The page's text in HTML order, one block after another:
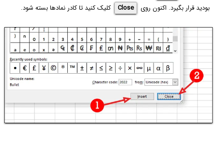
بودید قرار بگیرد. اکنون روی
Close کلیک کنید تا کادر نمادها بسته شود.